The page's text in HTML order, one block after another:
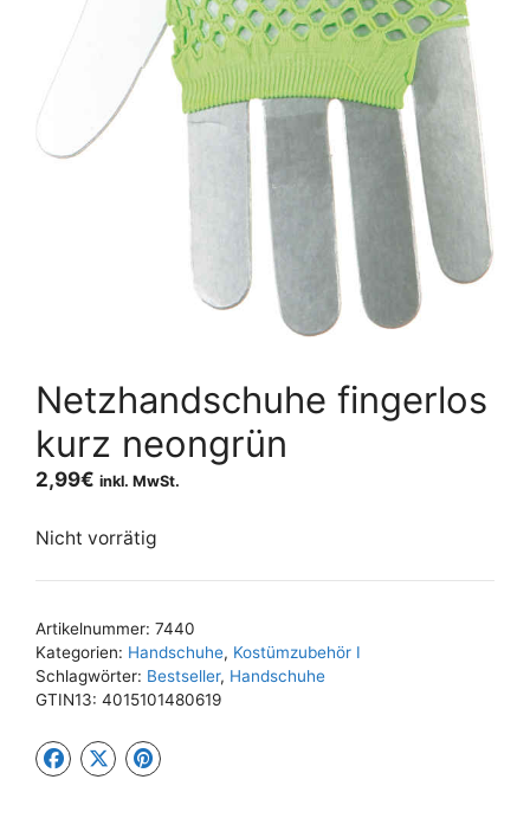
Netzhandschuhe fingerlos
kurz neongrün
2,99€ inkl. MwSt.
Nicht vorrätig
Artikelnummer: 7440
Kategorien: Handschuhe, Kostümzubehör I
Schlagwörter: Bestseller, Handschuhe
GTIN13: 4015101480619